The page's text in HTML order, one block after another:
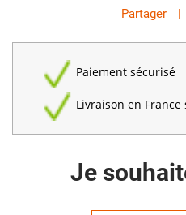
Partager |
Paiement sécurisé
Livraison en France
Je